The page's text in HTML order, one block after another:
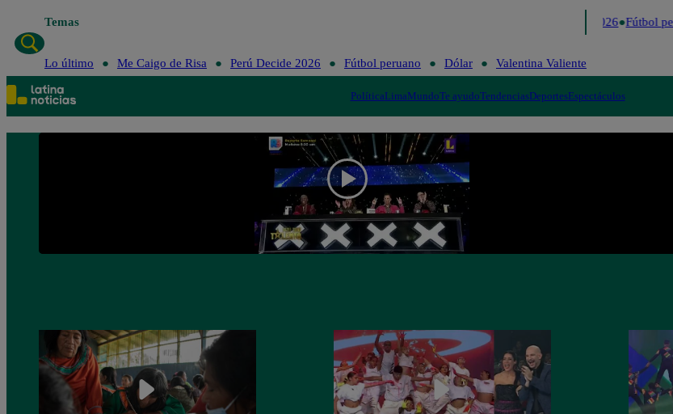
Temas Perú Decide 2026 Fútbol
Lo último Me Caigo de Risa Perú Decide 2026 Fútbol peruano Dólar Valentina Valiente
PolíticaLimaMundoTe ayudoTendenciasDeportesEspectáculos